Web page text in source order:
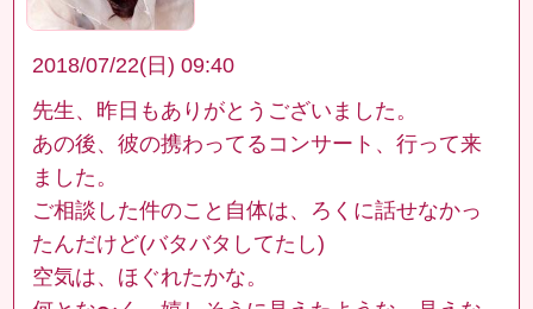
2018/07/22(日) 09:40
先生、昨日もありがとうございました。
あの後、彼の携わってるコンサート、行って来
ました。
ご相談した件のこと自体は、ろくに話せなかっ
たんだけど(バタバタしてたし)
空気は、ほぐれたかな。